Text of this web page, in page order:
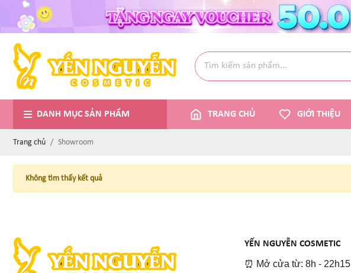
DANH MỤC SẢN PHẨM TRANG CHỦ GIỚI THIỆU
Trang chủ Showroom
Không tìm thấy kết quả
YẾN NGUYỄN COSMETIC
⏰ Mở cửa từ: 8h - 22h15